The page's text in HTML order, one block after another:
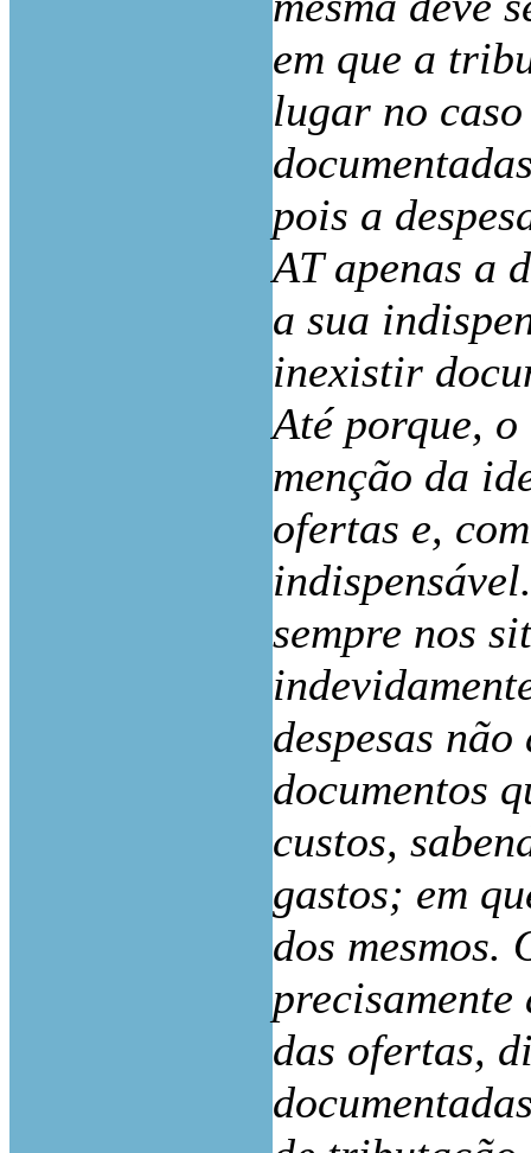
em que a
lugar no
pois a
AT apenas a
a sua
inexistir
Até porque,
menção da
ofertas e,
sempre nos
despesas
documentos
custos,
gastos; em
dos mesmos.
das ofertas,